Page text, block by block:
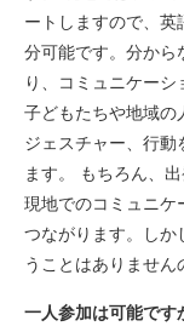
ートしますので、英
分可能です。分から
り、コミュニケーシ
子どもたちや地域の
ジェスチャー、行動
ます。 もちろん、
現地でのコミュニケ
つながります。しか
うことはありません
一人参加は可能です